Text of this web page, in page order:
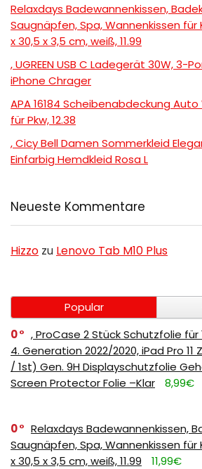
Relaxdays Badewannenkissen,
Saugnäpfen, Spa, Wannenkissen für
x 30,5 x 3,5 cm, weiß, 11.99
, UGREEN USB C Ladegerät 30W, 3-
iPhone Chrager
APA 16184 Scheibenabdeckung
für Pkw, 12.38
, Cicy Bell Damen Sommerkleid
Einfarbig Hemdkleid Rosa L
Neueste Kommentare
Hizzo zu Lenovo Tab M10 Plus
Popular
0
, ProCase 2 Stück Schutzfolie für
4. Generation 2022/2020, iPad Pro
/ 1st) Gen. 9H Displayschutzfolie
Screen Protector Folie –Klar
8,99€
0
Relaxdays Badewannenkissen,
Saugnäpfen, Spa, Wannenkissen für
x 30,5 x 3,5 cm, weiß, 11.99
11,99€